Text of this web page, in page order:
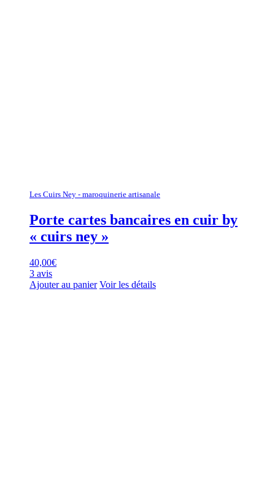
Les Cuirs Ney - maroquinerie artisanale
Porte cartes bancaires en cuir by
« cuirs ney »
40,00€
3 avis
Ajouter au panier Voir les détails